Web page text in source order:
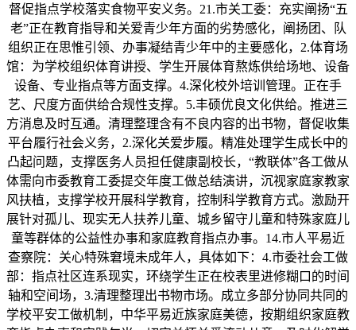
督促指点学校落实食物平安义务。21.市关工委：充实阐扬“五
老”正在教育指导和关爱青少年方面的劣势感化，阐扬团、队
组织正在思惟引领、办事凝结青少年中的主要感化，2.体育场
馆：为学校组织体育讲授、学生开展体育熬炼供给场地、设备
设备、专业指点等方面支撑。4.深化校外培训管理。正在手
艺、尺度方面供给合规性支撑。5.丰硕优良文化供给。推进三
方消息及时互通。清理整理含有不良内容的出书物，督促收集
平台履行社会义务，2.深化关爱步履。精准处理学生成长中的
凸起问题，支撑医务人员担任健康副校长，“教联体”各工做从
体需向市委教育工委提交年度工做总结演讲，沉视家庭家教家
风扶植，支撑学校开展科学教育，控制科学教育方式。激励开
展针对孤儿、现实无人扶养儿童、城乡留守儿童和特殊家庭儿
童等群体的公益性办事和家庭教育指点办事。14.市人平易近
查察院：关心特殊窘境未成年人，具体如下：4.市委社会工做
部：指点社区连系现实，环绕学生正在校表里进修糊口的时间
轴和空间场，3.清理整理出书物市场。成立多部分协同共同的
学校平安工做机制，中华平易近族家庭美德，按期组织家庭教